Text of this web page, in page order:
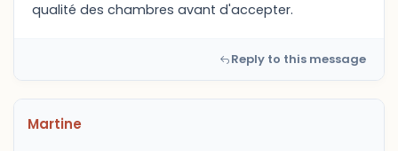
qualité des chambres avant d'accepter.
Reply to this message
Martine